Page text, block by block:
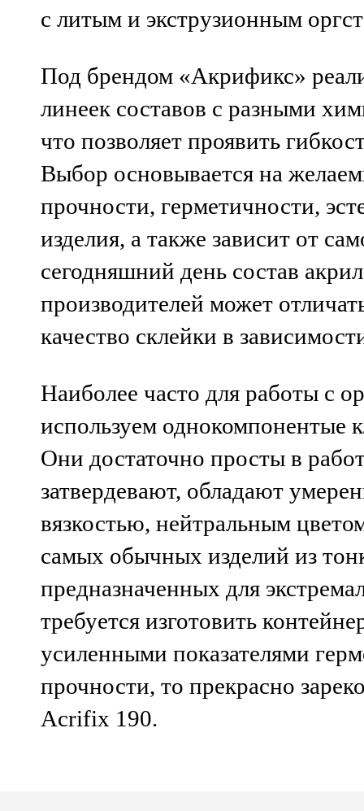
с литым и экструзионным
Под брендом «Акрификс»
линеек составов с разными
что позволяет проявить
Выбор основывается на
прочности, герметичности,
изделия, а также зависит от
сегодняшний день состав
производителей может
качество склейки в
Наиболее часто для работы с
используем однокомпонентые
Они достаточно просты в
затвердевают, обладают
вязкостью, нейтральным
самых обычных изделий из
предназначенных для
требуется изготовить
усиленными показателями
прочности, то прекрасно
Acrifix 190.